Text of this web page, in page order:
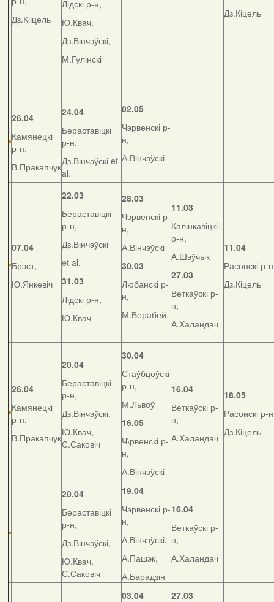
Дз.Кііцель
Лідскі р-н,
Ю.Квач,
Дз.Вінчэўскі,
М.Гулінскі
Дз.Кіцель
26.04
Камянецкі
р-н,
В.Пракапчук
24.04
Бераставіцкі
р-н,
Дз.Вінчэўскі et
al.
02.05
Чэрвенскі р-
н,
А.Вінчэўскі
07.04
Брэст,
Ю.Янкевіч
22.03
Бераставіцкі
р-н,
Дз.Вінчэўскі
et al.
31.03
Лідскі р-н,
Ю.Квач
28.03
Чэрвенскі р-
н,
А.Вінчэўскі
30.03
Любанскі р-
н,
М.Верабей
11.03
Калінкавіцкі
р-н,
А.Шэўчык
27.03
Веткаўскі р-
н,
А.Халандач
11.04
Расонскі р-
Дз.Кіцель
26.04
Камянецкі
р-н,
В.Пракапчук
20.04
Бераставіцкі
р-н,
Дз.Вінчэўскі,
Ю.Квач,
С.Саковіч
30.04
Стаўбцоўскі
р-н,
М.Львоў
16.05
Ч\рвенскі р-
н,
А.Вінчэўскі
16.04
Веткаўскі р-
н,
А.Халандач
18.05
Расонскі р-
Дз.Кіцель
20.04
Бераставіцкі
р-н,
Дз.Вінчэўскі,
Ю.Квач,
С.Саковіч
19.04
Чэрвенскі р-
н,
А.Вінчэўскі,
А.Пашэк,
А.Барадзін
16.04
Веткаўскі р-
н,
А.Халандач
03.04
27.03